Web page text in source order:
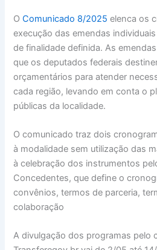
OComunicado 8/2025 elenca os
execução das emendas
de finalidade definida. As
que os deputados federais
orçamentários para atender
cada região, levando em conta o
públicas da localidade.
O comunicado traz dois
à modalidade sem utilização das
à celebração dos instrumentos
Concedentes, que define o
convênios, termos de parceria,
colaboração
A divulgação dos programas pelo